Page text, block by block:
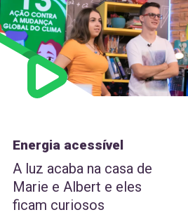
MATEMÁTICA
Energia acessível
A luz acaba na casa de
Marie e Albert e eles
ficam curiosos